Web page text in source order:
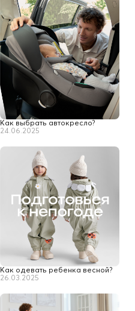
Как выбрать автокресло?
24.06.2025
Как одевать ребенка весной?
26.03.2025